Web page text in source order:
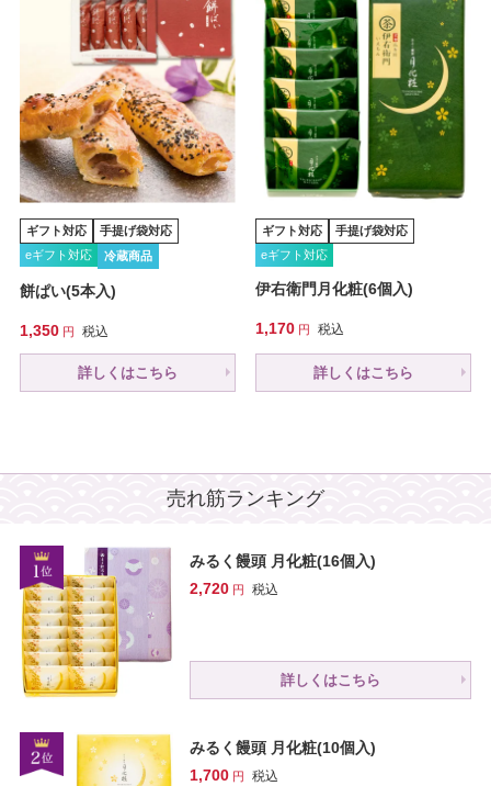
ギフト対応
手提げ袋対応
eギフト対応
冷蔵商品
餅ぱい(5本入)
1,350 税込
詳しくはこちら
ギフト対応
手提げ袋対応
eギフト対応
伊右衛門月化粧(6個入)
1,170 税込
詳しくはこちら
売れ筋ランキング
みるく饅頭 月化粧(16個入)
2,720
税込
詳しくはこちら
みるく饅頭 月化粧(10個入)
1,700
税込